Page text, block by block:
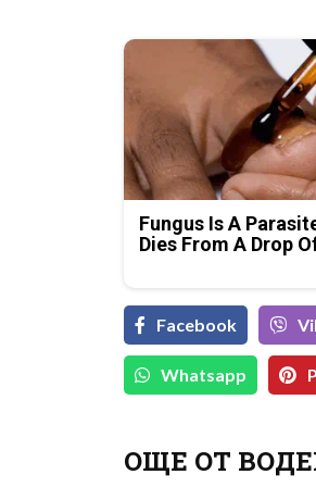
Fungus Is A
Dies From A Drop
Facebook
Whatsapp
ОЩЕ ОТ